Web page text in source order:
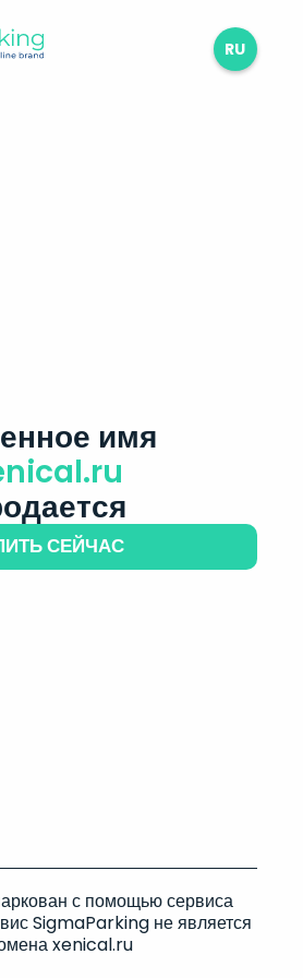
RU
имя
СЕЙЧАС
с помощью сервиса
SigmaParking не является
xenical.ru